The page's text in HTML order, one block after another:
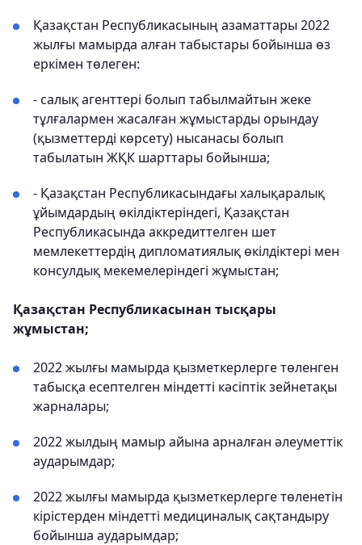
Қазақстан Республикасының азаматтары 2022
жылғы мамырда алған табыстары бойынша өз
еркімен төлеген:
- салық агенттері болып табылмайтын жеке
тұлғалармен жасалған жұмыстарды орындау
(қызметтерді көрсету) нысанасы болып
табылатын ЖҚК шарттары бойынша;
- Қазақстан Республикасындағы халықаралық
ұйымдардың өкілдіктеріндегі, Қазақстан
Республикасында аккредиттелген шет
мемлекеттердің дипломатиялық өкілдіктері мен
консулдық мекемелеріндегі жұмыстан;
Қазақстан Республикасынан тысқары
жұмыстан;
2022 жылғы мамырда қызметкерлерге төленген
табысқа есептелген міндетті кәсіптік зейнетақы
жарналары;
2022 жылдың мамыр айына арналған әлеуметтік
аударымдар;
2022 жылғы мамырда қызметкерлерге төленетін
кірістерден міндетті медициналық сақтандыру
бойынша аударымдар;